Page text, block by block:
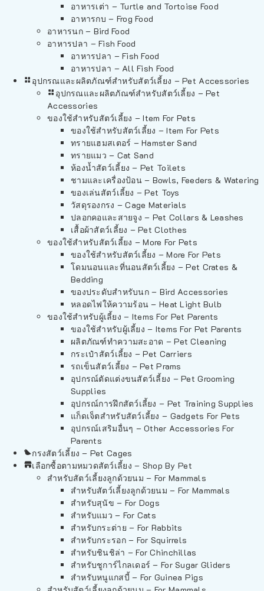
อาหารเต่า – Turtle and Tortoise Food
อาหารกบ – Frog Food
อาหารนก – Bird Food
อาหารปลา – Fish Food
อาหารปลา – Fish Food
อาหารปลา – All Fish Food
อุปกรณและผลิตภัณฑ์สำหรับสัตว์เลี้ยง – Pet Accessories
อุปกรณและผลิตภัณฑ์สำหรับสัตว์เลี้ยง – Pet
Accessories
ของใช้สำหรับสัตว์เลี้ยง – Item For Pets
ของใช้สำหรับสัตว์เลี้ยง – Item For Pets
ทรายแฮมสเตอร์ – Hamster Sand
ทรายแมว – Cat Sand
ห้องน้ำสัตว์เลี้ยง – Pet Toilets
ชามและเครื่องป้อน – Bowls, Feeders & Watering
ของเล่นสัตว์เลี้ยง – Pet Toys
วัสดุรองกรง – Cage Materials
ปลอกคอและสายจูง – Pet Collars & Leashes
เสื้อผ้าสัตว์เลี้ยง – Pet Clothes
ของใช้สำหรับสัตว์เลี้ยง – More For Pets
ของใช้สำหรับสัตว์เลี้ยง – More For Pets
โดมนอนและที่นอนสัตว์เลี้ยง – Pet Crates &
Bedding
ของประดับสำหรับนก – Bird Accessories
หลอดไฟให้ความร้อน – Heat Light Bulb
ของใช้สำหรับผู้เลี้ยง – Items For Pet Parents
ของใช้สำหรับผู้เลี้ยง – Items For Pet Parents
ผลิตภัณฑ์ทำความสะอาด – Pet Cleaning
กระเป๋าสัตว์เลี้ยง – Pet Carriers
รถเข็นสัตว์เลี้ยง – Pet Prams
อุปกรณ์ตัดแต่งขนสัตว์เลี้ยง – Pet Grooming
Supplies
อุปกรณ์การฝึกสัตว์เลี้ยง – Pet Training Supplies
แก็ดเจ็ตสำหรับสัตว์เลี้ยง – Gadgets For Pets
อุปกรณ์เสริมอื่นๆ – Other Accessories For
Parents
กรงสัตว์เลี้ยง – Pet Cages
เลือกซื้อตามหมวดสัตว์เลี้ยง – Shop By Pet
สำหรับสัตว์เลี้ยงลูกด้วยนม – For Mammals
สำหรับสัตว์เลี้ยงลูกด้วยนม – For Mammals
สำหรับสุนัข – For Dogs
สำหรับแมว – For Cats
สำหรับกระต่าย – For Rabbits
สำหรับกระรอก – For Squirrels
สำหรับชินชิล่า – For Chinchillas
สำหรับชูการ์ไกลเดอร์ – For Sugar Gliders
สำหรับหนูแกสบี้ – For Guinea Pigs